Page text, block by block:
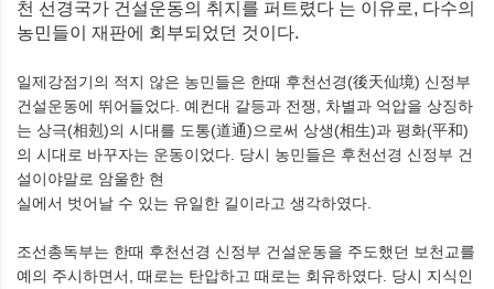
천 선경국가 건설운동의 취지를 퍼트렸다 는 이유로, 다수의
농민들이 재판에 회부되었던 것이다.
일제강점기의 적지 않은 농민들은 한때 후천선경(後天仙境) 신정부
건설운동에 뛰어들었다. 예컨대 갈등과 전쟁, 차별과 억압을 상징하
는 상극(相剋)의 시대를 도통(道通)으로써 상생(相生)과 평화(平和)
의 시대로 바꾸자는 운동이었다. 당시 농민들은 후천선경 신정부 건
설이야말로 암울한 현
실에서 벗어날 수 있는 유일한 길이라고 생각하였다.
조선총독부는 한때 후천선경 신정부 건설운동을 주도했던 보천교를
예의 주시하면서, 때로는 탄압하고 때로는 회유하였다. 당시 지식인